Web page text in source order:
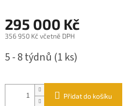
295 000 Kč
356 950 Kč včetně DPH
cena:
5 - 8 týdnů (1 ks)
Přidat do košíku